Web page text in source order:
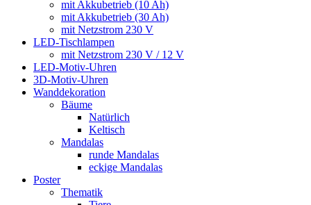
mit Akkubetrieb (10 Ah)
mit Akkubetrieb (30 Ah)
mit Netzstrom 230 V
LED-Tischlampen
mit Netzstrom 230 V / 12 V
LED-Motiv-Uhren
3D-Motiv-Uhren
Wanddekoration
Bäume
Natürlich
Keltisch
Mandalas
runde Mandalas
eckige Mandalas
Poster
Thematik